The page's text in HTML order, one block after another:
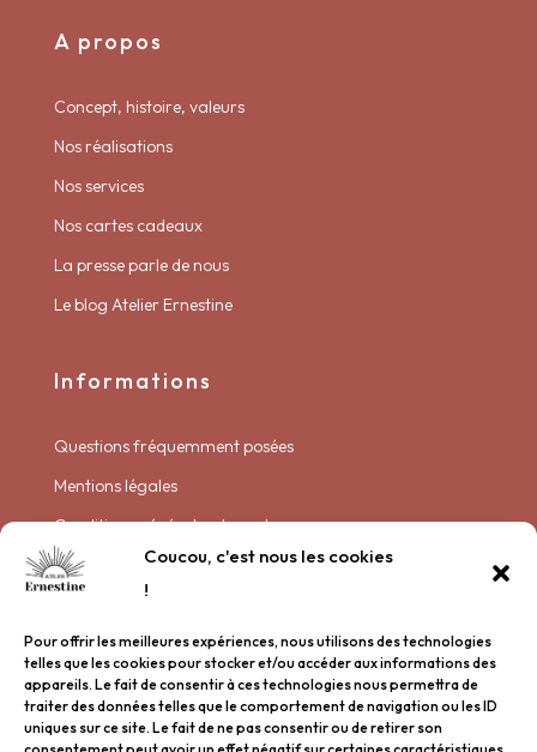
Coucou, c'est nous les cookies
!
Pour offrir les meilleures expériences, nous utilisons des technologies
telles que les cookies pour stocker et/ou accéder aux informations des
appareils. Le fait de consentir à ces technologies nous permettra de
traiter des données telles que le comportement de navigation ou les ID
uniques sur ce site. Le fait de ne pas consentir ou de retirer son
A propos
Concept, histoire, valeurs
Nos réalisations
Nos services
Nos cartes cadeaux
La presse parle de nous
Le blog Atelier Ernestine
Informations
Questions fréquemment posées
Mentions légales
Conditions générales de vente
Politique de livraison
Plan de site
Garder contact